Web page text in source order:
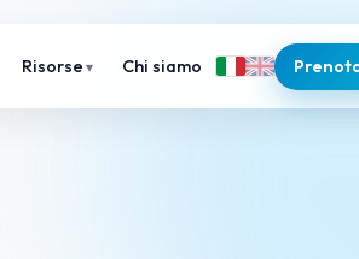
Risorse Chi siamo